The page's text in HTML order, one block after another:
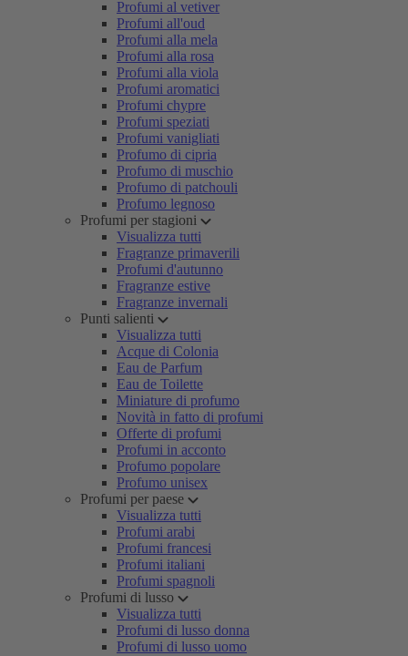
Profumi al vetiver
Profumi all'oud
Profumi alla mela
Profumi alla rosa
Profumi alla viola
Profumi aromatici
Profumi chypre
Profumi speziati
Profumi vanigliati
Profumo di cipria
Profumo di muschio
Profumo di patchouli
Profumo legnoso
Profumi per stagioni
Visualizza tutti
Fragranze primaverili
Profumi d'autunno
Fragranze estive
Fragranze invernali
Punti salienti
Visualizza tutti
Acque di Colonia
Eau de Parfum
Eau de Toilette
Miniature di profumo
Novità in fatto di profumi
Offerte di profumi
Profumi in acconto
Profumo popolare
Profumo unisex
Profumi per paese
Visualizza tutti
Profumi arabi
Profumi francesi
Profumi italiani
Profumi spagnoli
Profumi di lusso
Visualizza tutti
Profumi di lusso donna
Profumi di lusso uomo